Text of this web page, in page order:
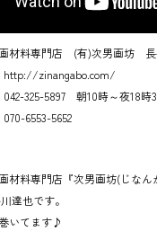
材料専門店 (有)次男画坊
http://zinangabo.com/
325-5897 朝10時～夜18時
6553-5652
材料専門店『次男画坊(じなん
達也です。
いてます♪